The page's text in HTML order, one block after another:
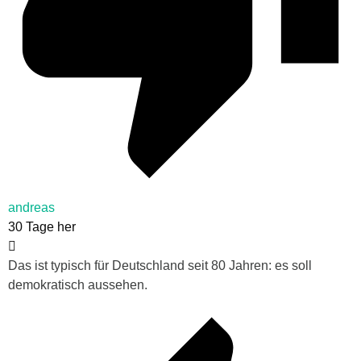
andreas
30 Tage her
Das ist typisch für Deutschland seit 80 Jahren: es soll
demokratisch aussehen.